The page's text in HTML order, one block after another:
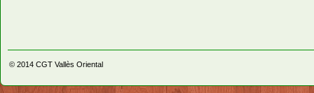
© 2014 CGT Vallès Oriental